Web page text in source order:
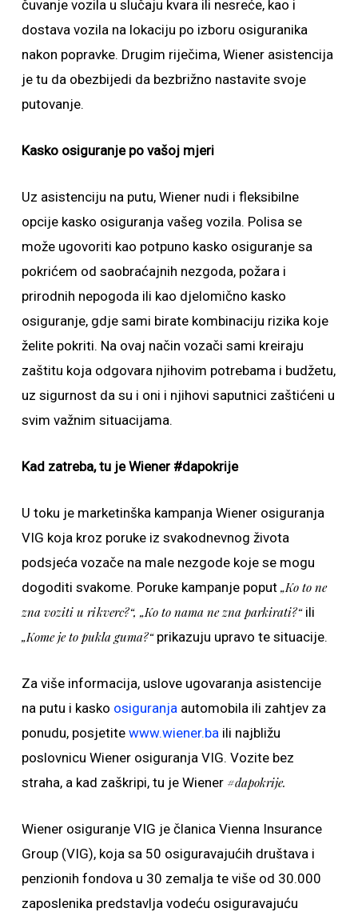
čuvanje vozila u slučaju kvara ili nesreće, kao i
dostava vozila na lokaciju po izboru osiguranika
nakon popravke. Drugim riječima, Wiener asistencija
je tu da obezbijedi da bezbrižno nastavite svoje
putovanje.
Kasko osiguranje po vašoj mjeri
Uz asistenciju na putu, Wiener nudi i fleksibilne
opcije kasko osiguranja vašeg vozila. Polisa se
može ugovoriti kao potpuno kasko osiguranje sa
pokrićem od saobraćajnih nezgoda, požara i
prirodnih nepogoda ili kao djelomično kasko
osiguranje, gdje sami birate kombinaciju rizika koje
želite pokriti. Na ovaj način vozači sami kreiraju
zaštitu koja odgovara njihovim potrebama i budžetu,
uz sigurnost da su i oni i njihovi saputnici zaštićeni u
svim važnim situacijama.
Kad zatreba, tu je Wiener #dapokrije
U toku je marketinška kampanja Wiener osiguranja
VIG koja kroz poruke iz svakodnevnog života
podsjeća vozače na male nezgode koje se mogu
dogoditi svakome. Poruke kampanje poput „Ko to ne
zna voziti u rikverc?“, „Ko to nama ne zna parkirati?“ili
„Kome je to pukla guma?“prikazuju upravo te situacije.
Za više informacija, uslove ugovaranja asistencije
na putu i kasko osiguranjaautomobila ili zahtjev za
ponudu, posjetite www.wiener.baili najbližu
poslovnicu Wiener osiguranja VIG. Vozite bez
straha, a kad zaškripi, tu je Wiener #dapokrije.
Wiener osiguranje VIG je članica Vienna Insurance
Group (VIG), koja sa 50 osiguravajućih društava i
penzionih fondova u 30 zemalja te više od 30.000
zaposlenika predstavlja vodeću osiguravajuću